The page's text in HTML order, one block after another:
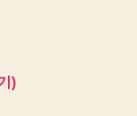
)